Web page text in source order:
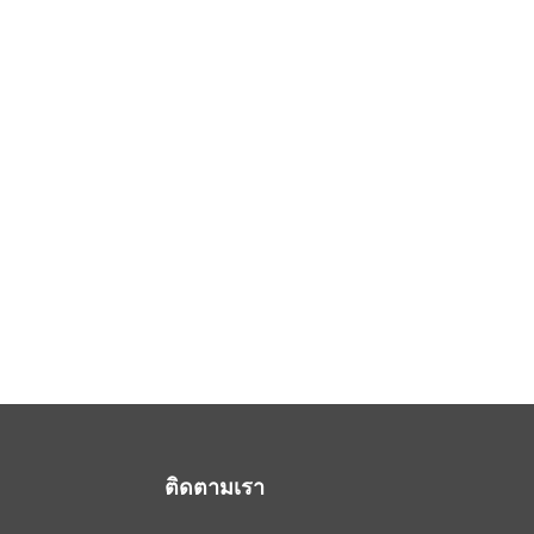
ติดตามเรา